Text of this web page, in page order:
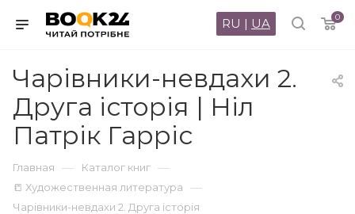
0
RU | UA
Чарівники-невдахи 2.
Друга історія | Ніл
Патрік Гарріс
Главная — Каталог книг —
📒 Художественная литература —
Чарівники-невдахи 2. Друга історія